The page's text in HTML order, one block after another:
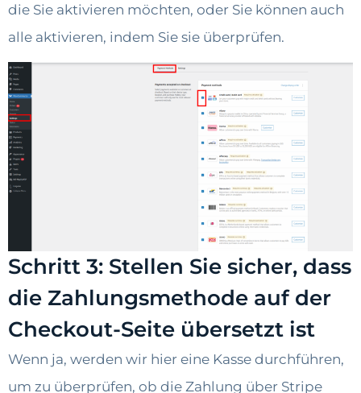
die Sie aktivieren möchten, oder Sie können auch
alle aktivieren, indem Sie sie überprüfen.
Schritt 3: Stellen Sie sicher, dass
die Zahlungsmethode auf der
Checkout-Seite übersetzt ist
Wenn ja, werden wir hier eine Kasse durchführen,
um zu überprüfen, ob die Zahlung über Stripe